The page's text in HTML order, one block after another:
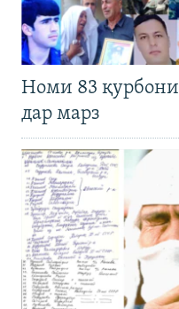
Номи 83
дар марз